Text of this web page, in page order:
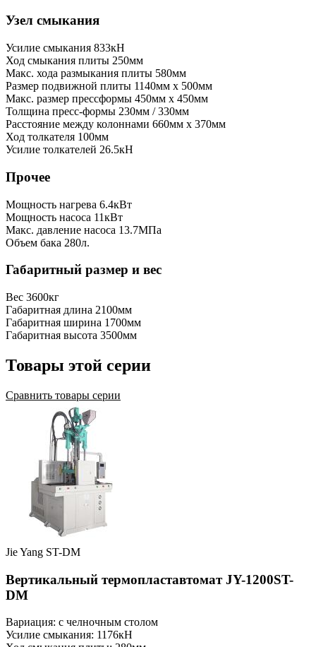
Узел смыкания
Усилие смыкания 833кН
Ход смыкания плиты 250мм
Макс. хода размыкания плиты 580мм
Размер подвижной плиты 1140мм x 500мм
Макс. размер прессформы 450мм x 450мм
Толщина пресс-формы 230мм / 330мм
Расстояние между колоннами 660мм x 370мм
Ход толкателя 100мм
Усилие толкателей 26.5кН
Прочее
Мощность нагрева 6.4кВт
Мощность насоса 11кВт
Макс. давление насоса 13.7МПа
Объем бака 280л.
Габаритный размер и вес
Вес 3600кг
Габаритная длина 2100мм
Габаритная ширина 1700мм
Габаритная высота 3500мм
Товары этой серии
Сравнить товары серии
Jie Yang ST-DM
Вертикальный термопластавтомат JY-1200ST-
DM
Вариация: с челночным столом
Усилие смыкания: 1176кН